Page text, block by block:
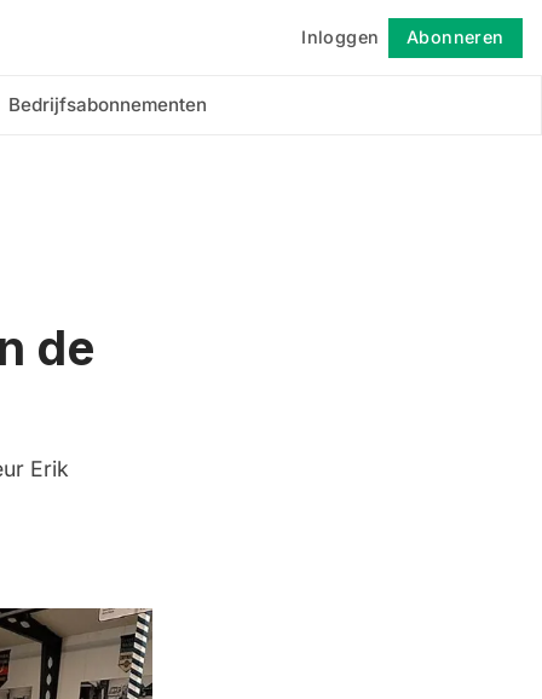
Inloggen Abonneren
Bedrijfsabonnementen
de
Erik